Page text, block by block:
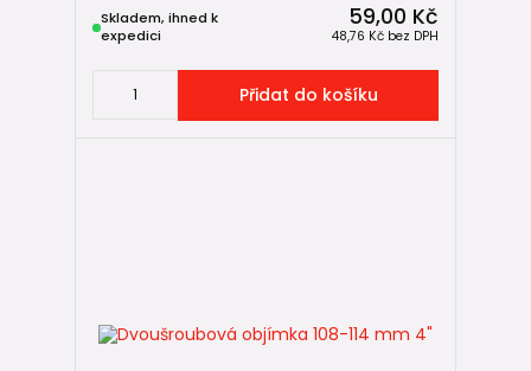
59,00 Kč
48,76 Kč bez DPH
Skladem, ihned k
expedici
Přidat do košíku